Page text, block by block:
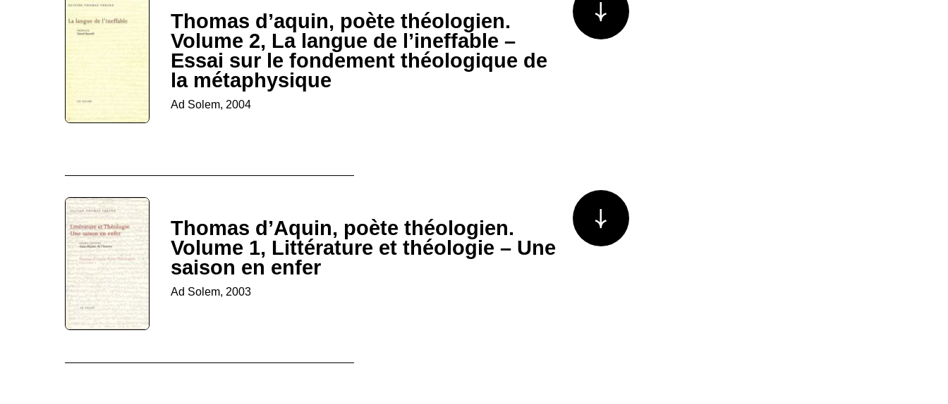
Thomas d’aquin, poète théologien.
Volume 2, La langue de l’ineffable –
Essai sur le fondement théologique de
la métaphysique
Ad Solem, 2004
Thomas d’Aquin, poète théologien.
Volume 1, Littérature et théologie – Une
saison en enfer
Ad Solem, 2003
Voir plus/moins d'information sur le livre